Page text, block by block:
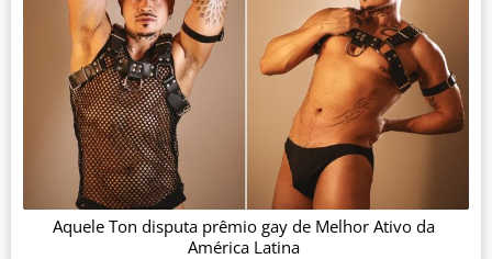
Aquele Ton disputa prêmio gay de Melhor Ativo da
América Latina